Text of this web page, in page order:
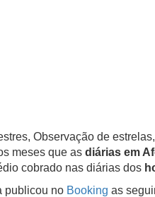
Observação de
meses que as diárias em
cobrado nas diárias dos
publicou no Booking as